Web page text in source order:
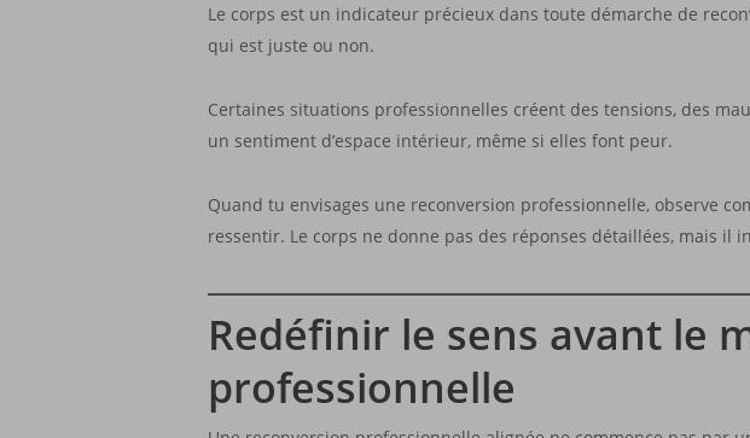
Le corps est un indicateur précieux dans toute démarche de
qui est juste ou non.
Certaines situations professionnelles créent des tensions, des
un sentiment d’espace intérieur, même si elles font peur.
Quand tu envisages une reconversion professionnelle, observe
ressentir. Le corps ne donne pas des réponses détaillées, mais il
Redéfinir le sens avant le
professionnelle